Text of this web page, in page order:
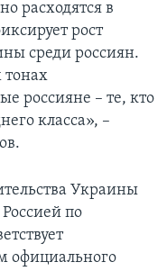
расходятся в
рост
среди россиян.
тонах
россияне – те, кто
класса», –
Украины
по
официального